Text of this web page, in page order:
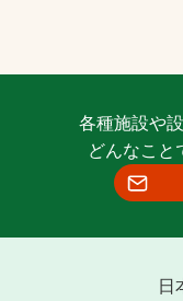
文字の見えづ
各種施設や
どんなこと
日